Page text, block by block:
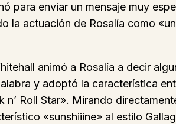
para enviar un mensaje muy
la actuación de Rosalía como
animó a Rosalía a decir
y adoptó la característica
Roll Star». Mirando
«sunshiiine» al estilo